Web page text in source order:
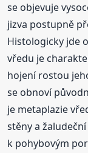
se objevuje
jizva postupně
Histologicky jde
vředu je
hojení rostou
se obnoví
je metaplazie
stěny a
k pohybovým